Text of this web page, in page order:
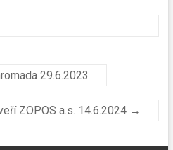
29.6.2023
ZOPOS a.s. 14.6.2024 →